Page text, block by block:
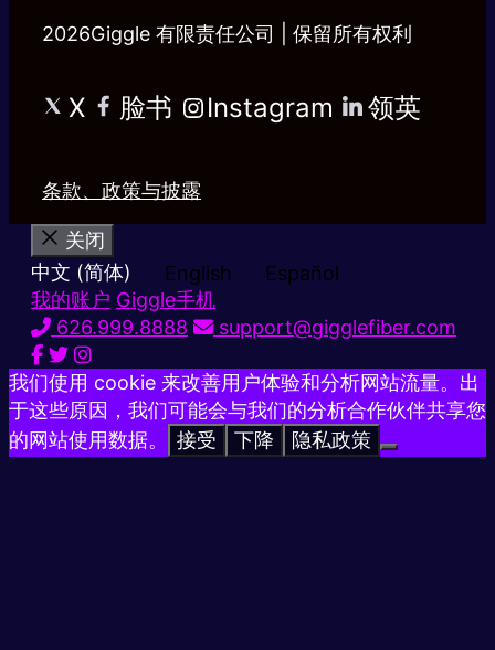
2026Giggle 有限责任公司 | 保留所有权利
X 脸书 Instagram 领英
条款、政策与披露
关闭
中文 (简体)
English
Español
我的账户 Giggle手机
626.999.8888
support@gigglefiber.com
我们使用 cookie 来改善用户体验和分析网站流量。出
于这些原因，我们可能会与我们的分析合作伙伴共享您
的网站使用数据。
接受 下降 隐私政策